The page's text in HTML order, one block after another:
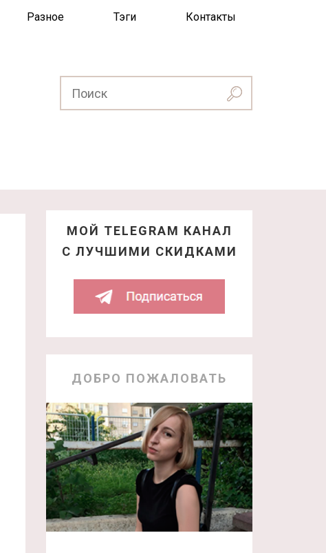
Разное Тэги Контакты
МОЙ TELEGRAM КАНАЛ
С ЛУЧШИМИ СКИДКАМИ
ДОБРО ПОЖАЛОВАТЬ